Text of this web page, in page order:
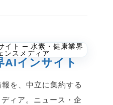
AIインサイト
を、中立に集約する
ィア。ニュース・企